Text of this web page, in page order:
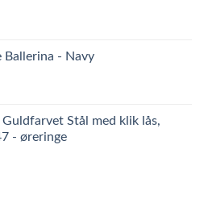
Ballerina - Navy
Stål med klik lås,
- øreringe